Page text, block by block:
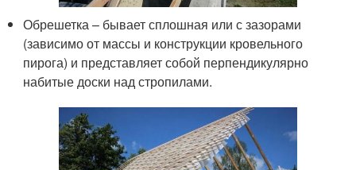
Обрешетка – бывает сплошная или с зазорами
(зависимо от массы и конструкции кровельного
пирога) и представляет собой перпендикулярно
набитые доски над стропилами.